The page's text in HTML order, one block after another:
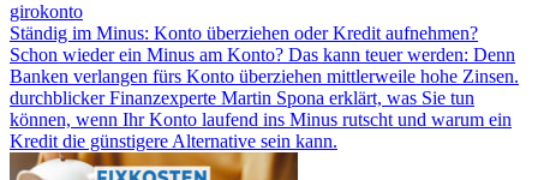
girokonto
Ständig im Minus: Konto überziehen oder Kredit aufnehmen?
Schon wieder ein Minus am Konto? Das kann teuer werden: Denn
Banken verlangen fürs Konto überziehen mittlerweile hohe Zinsen.
durchblicker Finanzexperte Martin Spona erklärt, was Sie tun
können, wenn Ihr Konto laufend ins Minus rutscht und warum ein
Kredit die günstigere Alternative sein kann.